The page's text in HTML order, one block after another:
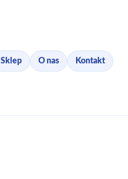
Sklep O nas Kontakt